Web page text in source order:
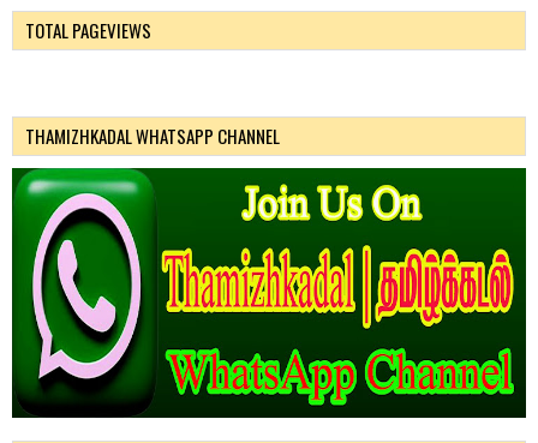
TOTAL PAGEVIEWS
THAMIZHKADAL WHATSAPP CHANNEL